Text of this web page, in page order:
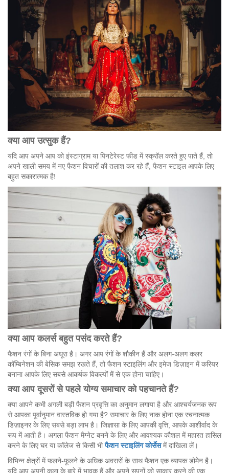
क्या आप उत्सुक हैं?
यदि आप अपने आप को इंस्टाग्राम या पिनटेरेस्ट फीड में स्क्रॉल करते हुए पाते हैं, तो
अपने खाली समय में नए फैशन विचारों की तलाश कर रहे हैं, फैशन स्टाइल आपके लिए
बहुत सकारात्मक है!
क्या आप कलर्स बहुत पसंद करते हैं?
फैशन रंगों के बिना अधूरा है। अगर आप रंगों के शौकीन हैं और अलग-अलग कलर
कॉम्बिनेशन की बेसिक समझ रखते हैं, तो फैशन स्टाइलिंग और इमेज डिज़ाइन में करियर
बनाना आपके लिए सबसे आकर्षक विकल्पों में से एक होना चाहिए।
क्या आप दूसरों से पहले योग्य समाचार को पहचानते हैं?
क्या आपने कभी अगली बड़ी फैशन प्रवृत्ति का अनुमान लगाया है और आश्चर्यजनक रूप
से आपका पूर्वानुमान वास्तविक हो गया है? समाचार के लिए नाक होना एक रचनात्मक
डिज़ाइनर के लिए सबसे बड़ा लाभ है। जिज्ञासा के लिए आपकी वृत्ति, आपके आशीर्वाद के
रूप में आती है। अगला फैशन मैग्नेट बनने के लिए और आवश्यक कौशल में महारत हासिल
करने के लिए घर या कॉलेज से किसी भीफैशन स्टाइलिंग कोर्सेसमें दाखिला लें।
विभिन्न क्षेत्रों में फलने-फूलने के अधिक अवसरों के साथ फैशन एक व्यापक डोमेन है।
यदि आप अपनी कला के बारे में भावुक हैं और अपने सपनों को साकार करने की एक